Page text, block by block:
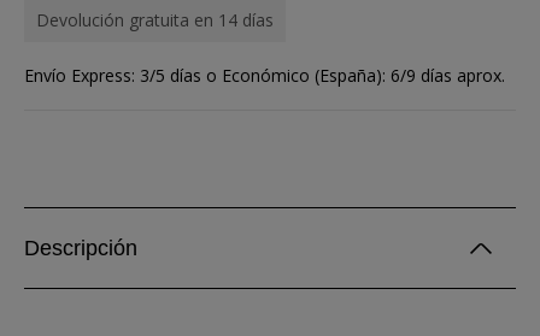
Devolución gratuita en 14 días
Envío Express: 3/5 días o Económico (España): 6/9 días aprox.
Descripción